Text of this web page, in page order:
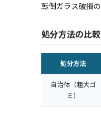
転倒ガラス破損
処分方法の比較
処分方法
自治体（粗大ゴ
ミ）